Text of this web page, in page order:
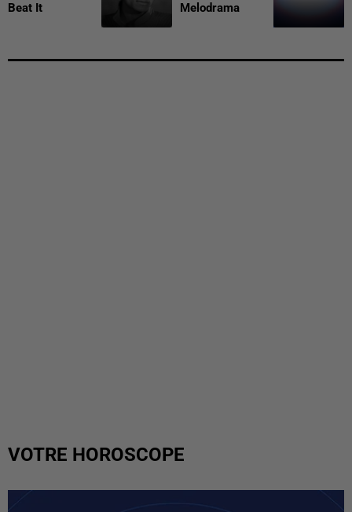
Beat It Melodrama
VOTRE HOROSCOPE